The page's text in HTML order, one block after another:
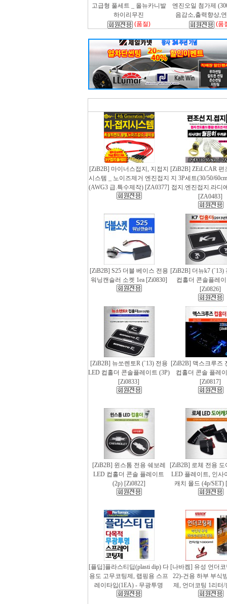
고급형 풀세트 _ 올뉴카니발
하이리무진
(품절)
엔진오일 첨가제
음감소,출력향상,
(품
[ZiB2B] 마이너스접지, 지접지
시스템 _ 노이즈제거 엔진접지
(AWG3 급.특수제작) [ZA0377]
[ZiB2B] ZEiLCAR 편
지 3P세트(30/50/
접지.엔진접지.라디
[ZA0483]
[ZiB2B] S25 더블 베이스 전용
워닝캔슬러 소켓 1ea [Zi0830]
[ZiB2B] 더뉴k7 (`13)
컵홀더 콘솔플레
[Zi0826]
[ZiB2B] 뉴쏘렌토R (`13) 전용
LED 컵홀더 콘솔플레이트 (3P)
[Zi0833]
[ZiB2B] 맥스크루즈
컵홀더 콘솔 플레
[Zi0817]
[ZiB2B] 윈스톰 전용 쉐보레
LED 컵홀더 콘솔 플레이트
(2p) [Zi0822]
[ZiB2B] 로체 전용 도
LED 플레이트, 인사
캐치 몰드 (4p/SET)
[플딥]플라스티딥(plasti dip) 다
용도 고무코팅제, 랩핑용 스프
레이타입(1EA) - 무광투명
[나바켐] 유성 언더
22)-건용 하부 부식
제, 언더코팅 1리터/